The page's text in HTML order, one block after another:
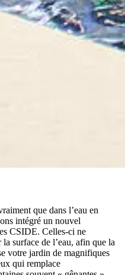
que dans l’eau en
intégré un nouvel
CSIDE. Celles-ci ne
surface de l’eau, afin que la
votre jardin de magnifiques
qui remplace